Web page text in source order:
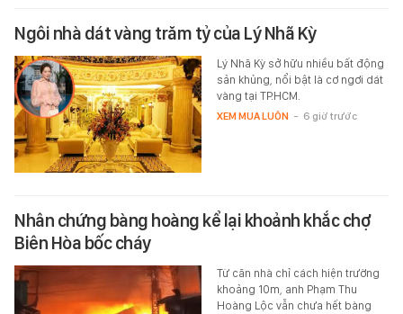
Ngôi nhà dát vàng trăm tỷ của Lý Nhã Kỳ
Lý Nhã Kỳ sở hữu nhiều bất động
sản khủng, nổi bật là cơ ngơi dát
vàng tại TP.HCM.
XEM MUA LUÔN - 6 giờ trước
Nhân chứng bàng hoàng kể lại khoảnh khắc chợ
Biên Hòa bốc cháy
Từ căn nhà chỉ cách hiện trường
khoảng 10m, anh Phạm Thu
Hoàng Lộc vẫn chưa hết bàng